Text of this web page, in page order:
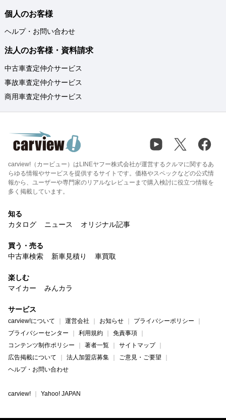
個人のお客様
ヘルプ・お問い合わせ
法人のお客様・資料請求
中古車査定仲介サービス
事故車査定仲介サービス
商用車査定仲介サービス
carview!（カービュー）はLINEヤフー株式会社が運営するクルマに関するあ
らゆる情報やサービスを提供するサイトです。価格やスペックなどの公式情
報から、ユーザーや専門家のリアルなレビューまで購入検討に役立つ情報を
多く掲載しています。
知る
カタログ
ニュース オリジナル記事
買う・売る
中古車検索
新車見積り 車買取
楽しむ
マイカー
みんカラ
サービス
carview!について 運営会社 お知らせ
プライバシーポリシー
プライバシーセンター
利用規約
免責事項
コンテンツ制作ポリシー
著者一覧
サイトマップ
広告掲載について
法人加盟店募集
ご意見・ご要望
ヘルプ・お問い合わせ
carview! Yahoo! JAPAN